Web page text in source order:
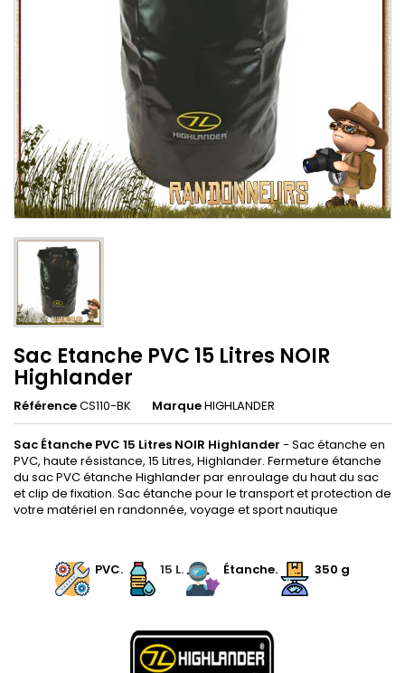
Sac Etanche PVC 15 Litres NOIR
Highlander
RéférenceCS110-BK MarqueHIGHLANDER
Sac Étanche PVC 15 Litres NOIR Highlander - Sac étanche en
PVC, haute résistance, 15 Litres, Highlander. Fermeture étanche
du sac PVC étanche Highlander par enroulage du haut du sac
et clip de fixation. Sac étanche pour le transport et protection de
votre matériel en randonnée, voyage et sport nautique
PVC. 15 L. Étanche. 350 g